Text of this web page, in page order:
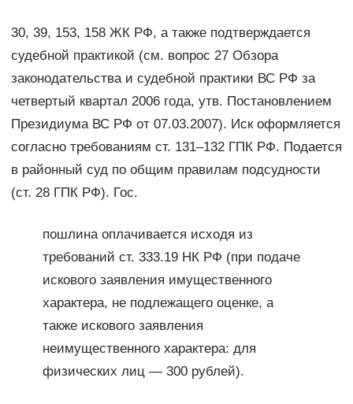
30, 39, 153, 158 ЖК РФ, а также подтверждается
судебной практикой (см. вопрос 27 Обзора
законодательства и судебной практики ВС РФ за
четвертый квартал 2006 года, утв. Постановлением
Президиума ВС РФ от 07.03.2007). Иск оформляется
согласно требованиям ст. 131–132 ГПК РФ. Подается
в районный суд по общим правилам подсудности
(ст. 28 ГПК РФ). Гос.
пошлина оплачивается исходя из
требований ст. 333.19 НК РФ (при подаче
искового заявления имущественного
характера, не подлежащего оценке, а
также искового заявления
неимущественного характера: для
физических лиц — 300 рублей).